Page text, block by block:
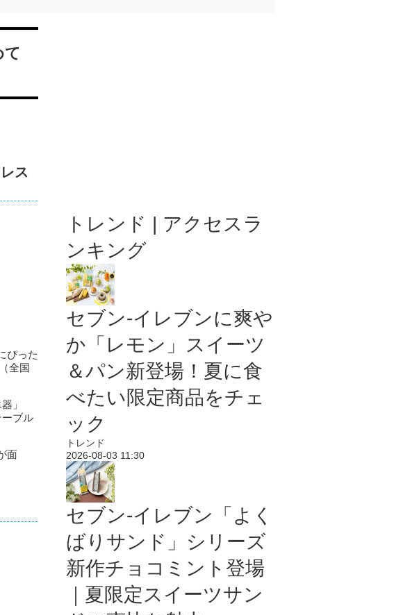
て
ス
ぴった
全国
」
ーブル
面
トレンド | アクセスラ
ンキング
セブン‐イレブンに爽や
か「レモン」スイーツ
＆パン新登場！夏に食
べたい限定商品をチェ
ック
トレンド
2026-08-03 11:30
セブン‐イレブン「よく
ばりサンド」シリーズ
新作チョコミント登場
｜夏限定スイーツサン